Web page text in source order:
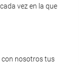
vez en la que
con nosotros tus